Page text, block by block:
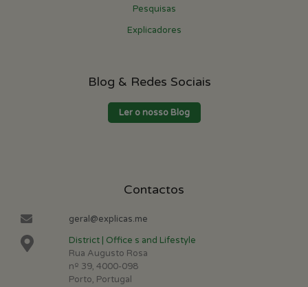
Pesquisas
Explicadores
Blog & Redes Sociais
Ler o nosso Blog
Contactos
geral@explicas.me
District | Office s and Lifestyle
Rua Augusto Rosa
nº 39, 4000-098
Porto, Portugal